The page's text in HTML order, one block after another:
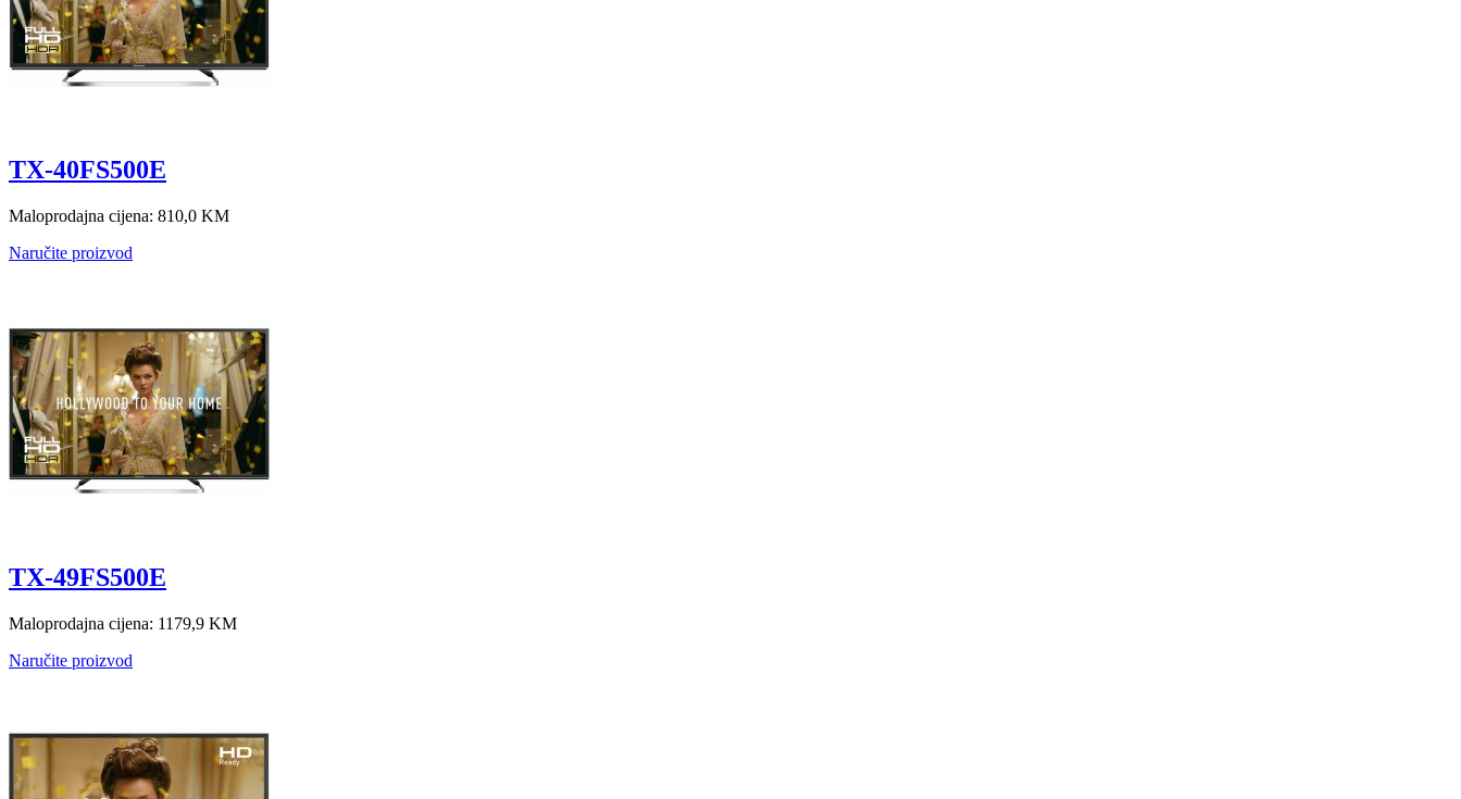
TX-40FS500E
Maloprodajna cijena: 810,0 KM
Naručite proizvod
TX-49FS500E
Maloprodajna cijena: 1179,9 KM
Naručite proizvod